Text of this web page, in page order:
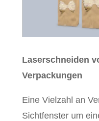
Laserschneiden
Verpackungen
Eine Vielzahl an
Sichtfenster um